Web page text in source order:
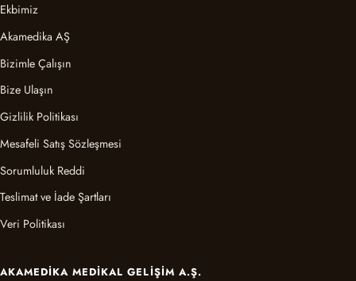
Ekbimiz
Akamedika AŞ
Bizimle Çalışın
Bize Ulaşın
Gizlilik Politikası
Mesafeli Satış Sözleşmesi
Sorumluluk Reddi
Teslimat ve İade Şartları
Veri Politikası
AKAMEDIKA MEDIKAL GELIŞIM A.Ş.